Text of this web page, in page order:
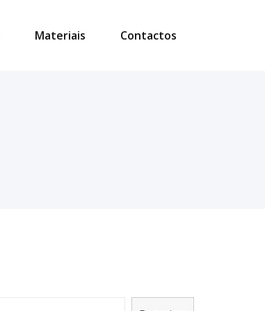
Materiais Contactos